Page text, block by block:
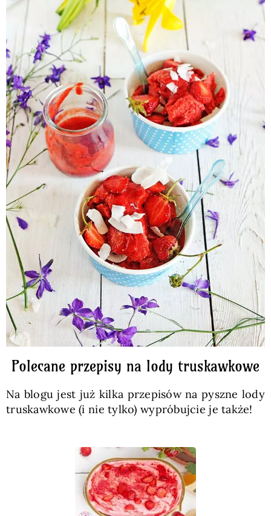
Polecane przepisy na lody truskawkowe
Na blogu jest już kilka przepisów na pyszne lody
truskawkowe (i nie tylko) wypróbujcie je także!